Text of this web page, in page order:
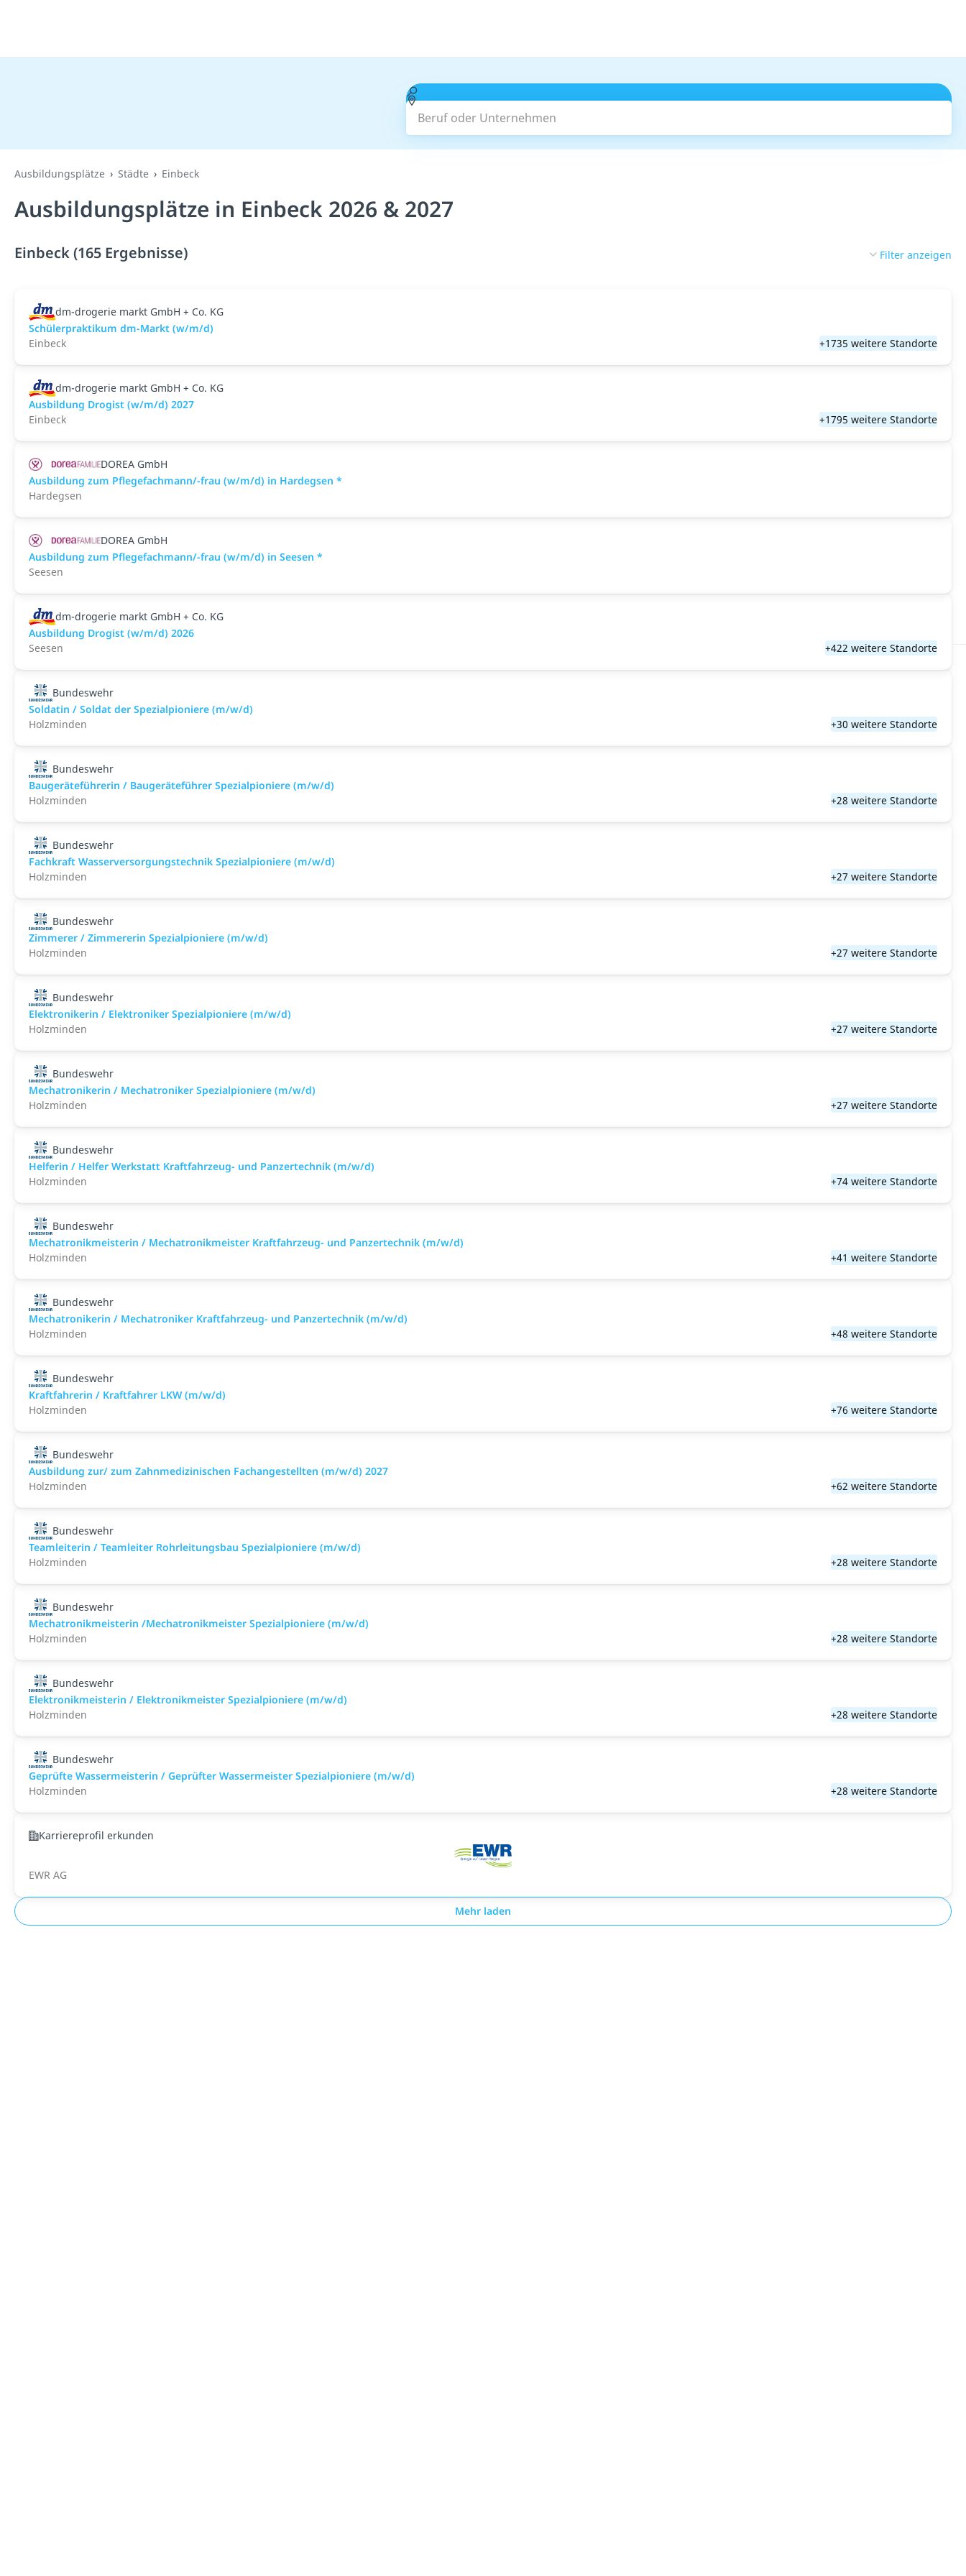
Beruf oder Unternehmen
Ausbildungsplätze Städte Einbeck
Ausbildungsplätze in Einbeck 2026 & 2027
Einbeck (165 Ergebnisse) Filter anzeigen
dm-drogerie markt GmbH + Co. KG
Schülerpraktikum dm-Markt (w/m/d)
Einbeck
+1735 weitere Standorte
dm-drogerie markt GmbH + Co. KG
Ausbildung Drogist (w/m/d) 2027
Einbeck
+1795 weitere Standorte
DOREA GmbH
Ausbildung zum Pflegefachmann/-frau (w/m/d) in Hardegsen *
Hardegsen
DOREA GmbH
Ausbildung zum Pflegefachmann/-frau (w/m/d) in Seesen *
Seesen
dm-drogerie markt GmbH + Co. KG
Ausbildung Drogist (w/m/d) 2026
Seesen
+422 weitere Standorte
Bundeswehr
Soldatin / Soldat der Spezialpioniere (m/w/d)
Holzminden
+30 weitere Standorte
Bundeswehr
Baugeräteführerin / Baugeräteführer Spezialpioniere (m/w/d)
Holzminden
+28 weitere Standorte
Bundeswehr
Fachkraft Wasserversorgungstechnik Spezialpioniere (m/w/d)
Holzminden
+27 weitere Standorte
Bundeswehr
Zimmerer / Zimmererin Spezialpioniere (m/w/d)
Holzminden
+27 weitere Standorte
Bundeswehr
Elektronikerin / Elektroniker Spezialpioniere (m/w/d)
Holzminden
+27 weitere Standorte
Bundeswehr
Mechatronikerin / Mechatroniker Spezialpioniere (m/w/d)
Holzminden
+27 weitere Standorte
Bundeswehr
Helferin / Helfer Werkstatt Kraftfahrzeug- und Panzertechnik (m/w/d)
Holzminden
+74 weitere Standorte
Bundeswehr
Mechatronikmeisterin / Mechatronikmeister Kraftfahrzeug- und Panzertechnik (m/w/d)
Holzminden
+41 weitere Standorte
Bundeswehr
Mechatronikerin / Mechatroniker Kraftfahrzeug- und Panzertechnik (m/w/d)
Holzminden
+48 weitere Standorte
Bundeswehr
Kraftfahrerin / Kraftfahrer LKW (m/w/d)
Holzminden
+76 weitere Standorte
Bundeswehr
Ausbildung zur/ zum Zahnmedizinischen Fachangestellten (m/w/d) 2027
Holzminden
+62 weitere Standorte
Bundeswehr
Teamleiterin / Teamleiter Rohrleitungsbau Spezialpioniere (m/w/d)
Holzminden
+28 weitere Standorte
Bundeswehr
Mechatronikmeisterin /Mechatronikmeister Spezialpioniere (m/w/d)
Holzminden
+28 weitere Standorte
Bundeswehr
Elektronikmeisterin / Elektronikmeister Spezialpioniere (m/w/d)
Holzminden
+28 weitere Standorte
Bundeswehr
Geprüfte Wassermeisterin / Geprüfter Wassermeister Spezialpioniere (m/w/d)
Holzminden
+28 weitere Standorte
Karriereprofil erkunden
EWR AG
Mehr laden